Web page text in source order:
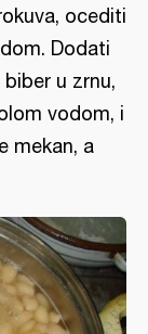
ocediti
Dodati
u zrnu,
vodom, i
mekan, a